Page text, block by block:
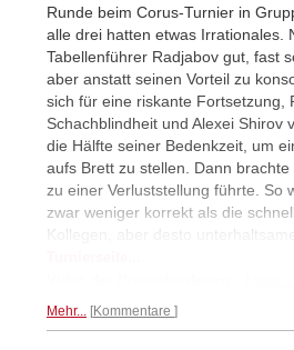
Runde beim Corus-Turnier in
alle drei hatten etwas Irrationales.
Tabellenführer Radjabov gut, fast
aber anstatt seinen Vorteil zu
sich für eine riskante Fortsetzung,
Schachblindheit und Alexei Shirov
die Hälfte seiner Bedenkzeit, um
aufs Brett zu stellen. Dann
zu einer Verluststellung führte. So
zwar weniger korrekt als die
Kollegen, aber desto
Mehr... Kommentare